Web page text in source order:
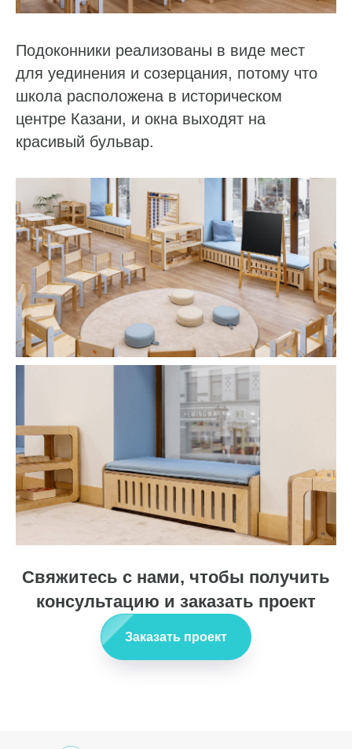
Подоконники реализованы в виде мест
для уединения и созерцания, потому что
школа расположена в историческом
центре Казани, и окна выходят на
красивый бульвар.
Свяжитесь с нами, чтобы получить
консультацию и заказать проект
Заказать проект